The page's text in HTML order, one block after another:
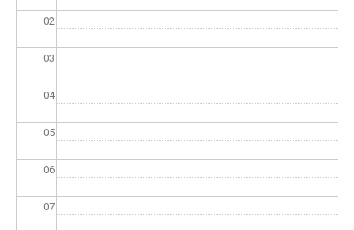
02
03
04
05
06
07